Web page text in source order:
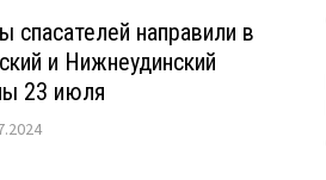
спасателей направили в
и Нижнеудинский
23 июля